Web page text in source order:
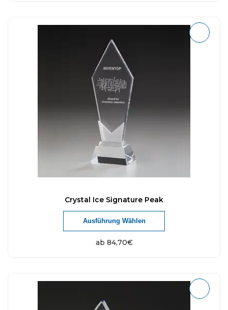
Crystal Ice Signature Peak
ab 84,70€
Ausführung Wählen